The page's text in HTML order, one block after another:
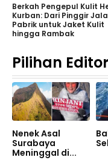
Berkah Pengepul Kulit
Kurban: Dari Pinggir
Pabrik untuk Jaket Kulit
hingga Rambak
Pilihan Editor
Nenek Asal
Surabaya
Meninggal di...